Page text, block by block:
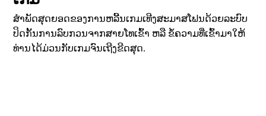
ສຳພັດສຸດຍອດຂອງການຫລີ້ນເກມເທີງສະມາສໂຟນດ້ວຍລະບົບ
ປິດກັ້ນການລົບກວນຈາກສາຍໂທເຂົ້າ ຫລື ຂໍ້ຄວາມທີ່ເຂົ້າມາໃຫ້
ທ່ານໄດ້ມ່ວນກັບເກມຈົນເຖີງຂີດສຸດ.